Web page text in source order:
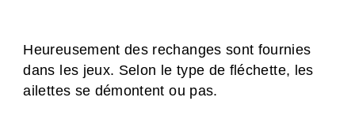
Heureusement des rechanges sont fournies
dans les jeux. Selon le type de fléchette, les
ailettes se démontent ou pas.